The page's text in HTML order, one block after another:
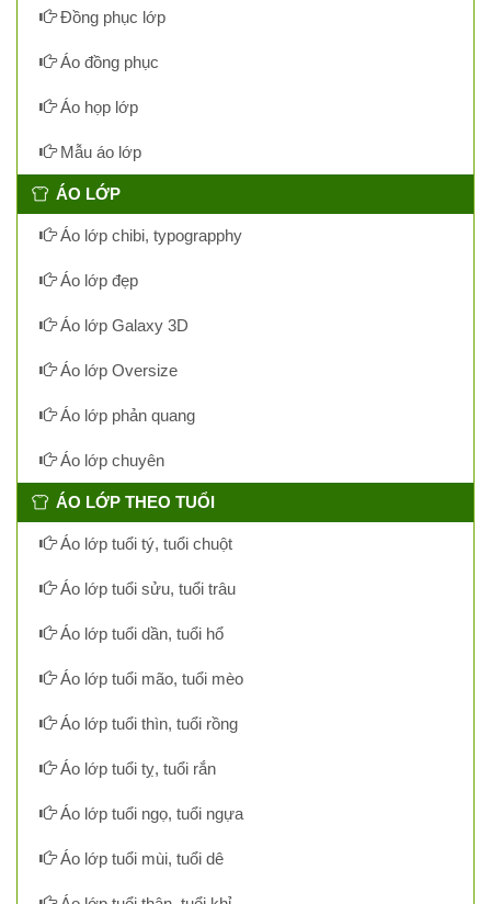
Đồng phục lớp
Áo đồng phục
Áo họp lớp
Mẫu áo lớp
ÁO LỚP
Áo lớp chibi, typograpphy
Áo lớp đẹp
Áo lớp Galaxy 3D
Áo lớp Oversize
Áo lớp phản quang
Áo lớp chuyên
ÁO LỚP THEO TUỔI
Áo lớp tuổi tý, tuổi chuột
Áo lớp tuổi sửu, tuổi trâu
Áo lớp tuổi dần, tuổi hổ
Áo lớp tuổi mão, tuổi mèo
Áo lớp tuổi thìn, tuổi rồng
Áo lớp tuổi tỵ, tuổi rắn
Áo lớp tuổi ngọ, tuổi ngựa
Áo lớp tuổi mùi, tuổi dê